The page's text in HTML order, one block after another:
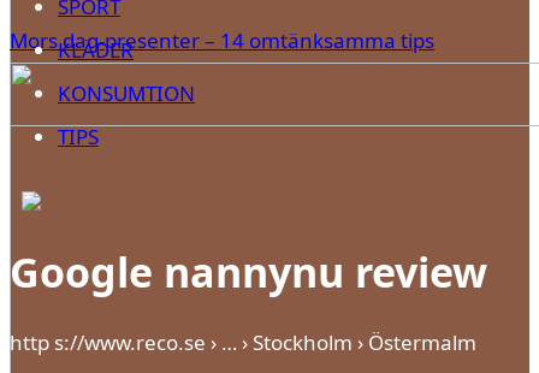
Mors dag-presenter – 14 omtänksamma tips
SPORT
KLÄDER
KONSUMTION
TIPS
Google nannynu review
http s://www.reco.se › … › Stockholm › Östermalm